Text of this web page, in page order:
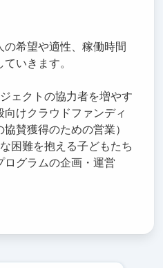
の希望や適性、稼働時間
いきます。
ェクトの協力者を増やす
けクラウドファンディ
賛獲得のための営業）
困難を抱える子どもたち
ログラムの企画・運営